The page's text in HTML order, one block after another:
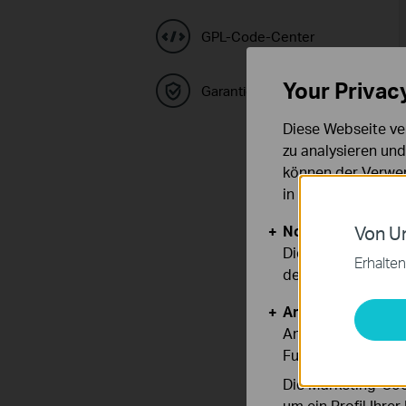
GPL-Code-Center
Garantie
Von
Your
Diese Webseite
zu analysieren
können der
in unseren
Notwendige
Diese Cookies
deaktiviert
Analyse- und
Analyse-Cookies
Funktionsweise
Die Marketing-